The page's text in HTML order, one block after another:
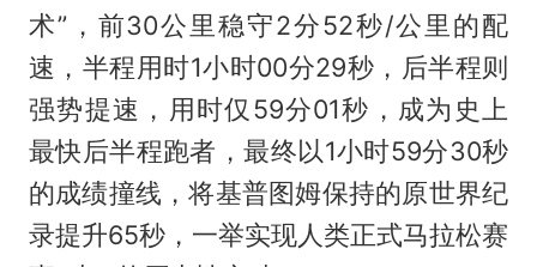
术”，前30公里稳守2分52秒/公里的配
速，半程用时1小时00分29秒，后半程则
强势提速，用时仅59分01秒，成为史上
最快后半程跑者，最终以1小时59分30秒
的成绩撞线，将基普图姆保持的原世界纪
录提升65秒，一举实现人类正式马拉松赛